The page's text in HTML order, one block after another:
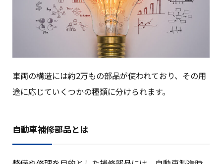
車両の構造には約2万もの部品が使われており、その用
途に応じていくつかの種類に分けられます。
自動車補修部品とは